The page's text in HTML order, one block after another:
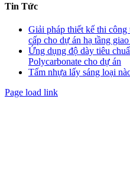
Tin Tức
Giải pháp thiết kế thi công
cấp cho dự án hạ tầng
Ứng dụng độ dày tiêu
Polycarbonate cho dự án
Tấm nhựa lấy sáng loại
Page load link